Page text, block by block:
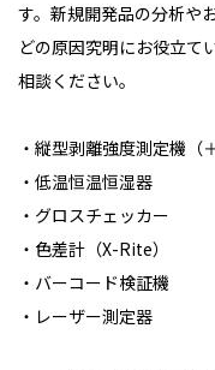
す。新規開発品の分析や
どの原因究明にお役立て
相談ください。
・縦型剥離強度測定機（
・低温恒温恒湿器
・グロスチェッカー
・色差計（X-Rite）
・バーコード検証機
・レーザー測定器